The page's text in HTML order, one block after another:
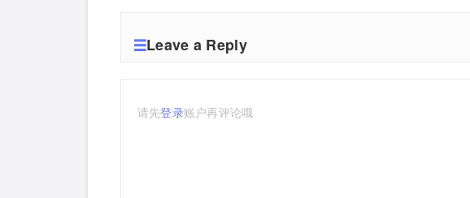
Leave a Reply
请先登录账户再评论哦